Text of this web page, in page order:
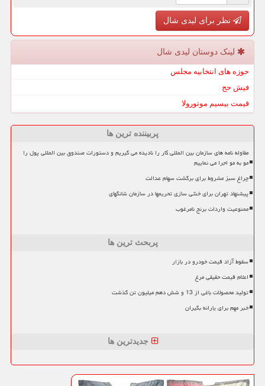
نظر برای لیدی شال
لینک دوستان لیدی شال
حوزه های انتخابیه مجلس
فیش حج
قیمت بیسیم موتورولا
پربیننده ترین ها
مقاوله نامه های سازمان بین المللی کار را نادیده می گیریم و دستورات صندوق بین المللی پول را
مو به مو اجرا می نماییم
چراغ سبز مشروط برای برگشت سهام عدالت
پیشنهاد تهران برای خنثی سازی تحریمها در سازمان شانگهای
ممنوعیت واردات برنج نامرغوب
پربحث ترین ها
سقوط آزاد قیمت خودرو در بازار
اعلام قیمت حقیقی مرغ
تولید محصولات باغی از 13 و شش دهم میلیون تن گذشت
خبر مهم برای یارانه بگیران
جدیدترین ها